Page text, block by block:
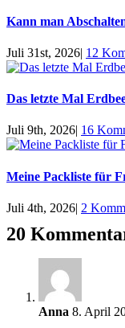
Kann man
Juli 31st, 2026| 12
Das letzte Mal
Juli 9th, 2026 16
Meine Packliste für
Juli 4th, 2026| 2
20
Anna 8. April